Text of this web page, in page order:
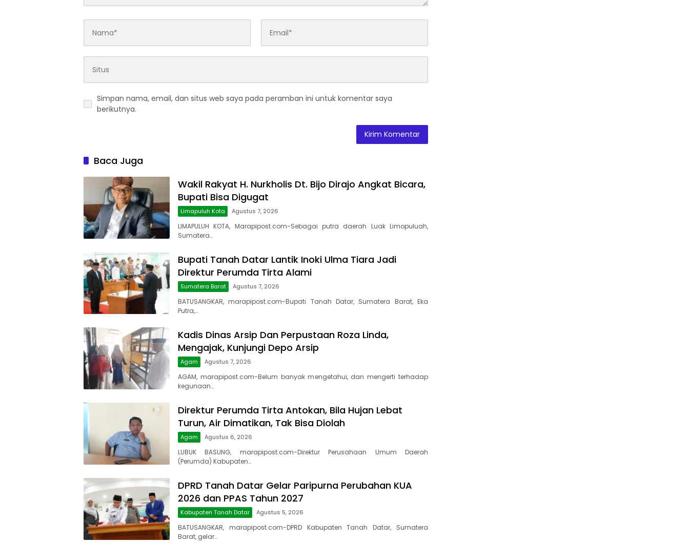
Simpan nama, email, dan situs web saya pada peramban ini untuk komentar saya
berikutnya.
Baca Juga
Wakil Rakyat H. Nurkholis Dt. Bijo Dirajo Angkat Bicara,
Bupati Bisa Digugat
Limapuluh Kota Agustus 7, 2026
LIMAPULUH KOTA, Marapipost.com-Sebagai putra daerah Luak Limopuluah,
Sumatera…
Bupati Tanah Datar Lantik Inoki Ulma Tiara Jadi
Direktur Perumda Tirta Alami
Sumatera Barat Agustus 7, 2026
BATUSANGKAR, marapipost.com-Bupati Tanah Datar, Sumatera Barat, Eka
Putra,…
Kadis Dinas Arsip Dan Perpustaan Roza Linda,
Mengajak, Kunjungi Depo Arsip
Agam Agustus 7, 2026
AGAM, marapipost.com-Belum banyak mengetahui, dan mengerti terhadap
kegunaan…
Direktur Perumda Tirta Antokan, Bila Hujan Lebat
Turun, Air Dimatikan, Tak Bisa Diolah
Agam Agustus 6, 2026
LUBUK BASUNG, marapipost.com-Direktur Perusahaan Umum Daerah
(Perumda) Kabupaten…
DPRD Tanah Datar Gelar Paripurna Perubahan KUA
2026 dan PPAS Tahun 2027
Kabupaten Tanah Datar Agustus 5, 2026
BATUSANGKAR, marapipost.com-DPRD Kabupaten Tanah Datar, Sumatera
Barat, gelar…